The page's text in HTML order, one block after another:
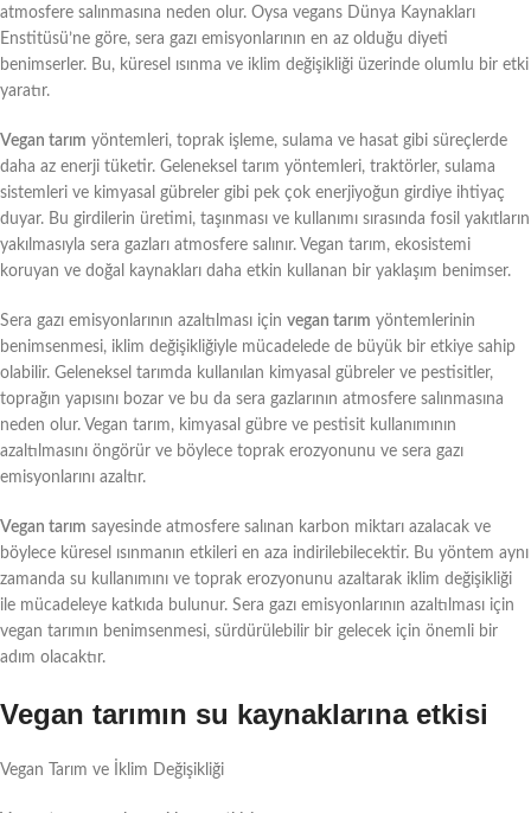
atmosfere salınmasına neden olur. Oysa vegans Dünya Kaynakları
Enstitüsü’ne göre, sera gazı emisyonlarının en az olduğu diyeti
benimserler. Bu, küresel ısınma ve iklim değişikliği üzerinde olumlu bir etki
yaratır.
Vegan tarım yöntemleri, toprak işleme, sulama ve hasat gibi süreçlerde
daha az enerji tüketir. Geleneksel tarım yöntemleri, traktörler, sulama
sistemleri ve kimyasal gübreler gibi pek çok enerjiyoğun girdiye ihtiyaç
duyar. Bu girdilerin üretimi, taşınması ve kullanımı sırasında fosil yakıtların
yakılmasıyla sera gazları atmosfere salınır. Vegan tarım, ekosistemi
koruyan ve doğal kaynakları daha etkin kullanan bir yaklaşım benimser.
Sera gazı emisyonlarının azaltılması için vegan tarım yöntemlerinin
benimsenmesi, iklim değişikliğiyle mücadelede de büyük bir etkiye sahip
olabilir. Geleneksel tarımda kullanılan kimyasal gübreler ve pestisitler,
toprağın yapısını bozar ve bu da sera gazlarının atmosfere salınmasına
neden olur. Vegan tarım, kimyasal gübre ve pestisit kullanımının
azaltılmasını öngörür ve böylece toprak erozyonunu ve sera gazı
emisyonlarını azaltır.
Vegan tarım sayesinde atmosfere salınan karbon miktarı azalacak ve
böylece küresel ısınmanın etkileri en aza indirilebilecektir. Bu yöntem aynı
zamanda su kullanımını ve toprak erozyonunu azaltarak iklim değişikliği
ile mücadeleye katkıda bulunur. Sera gazı emisyonlarının azaltılması için
vegan tarımın benimsenmesi, sürdürülebilir bir gelecek için önemli bir
adım olacaktır.
Vegan tarımın su kaynaklarına etkisi
Vegan Tarım ve İklim Değişikliği